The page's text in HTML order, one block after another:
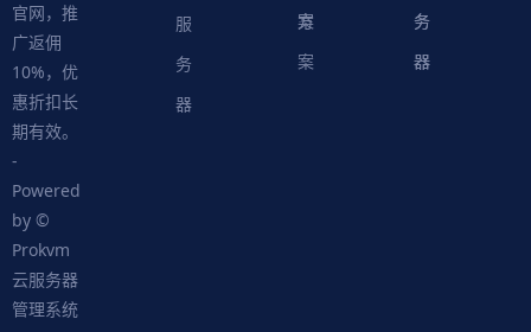
官网，推
广返佣
10%，优
惠折扣长
期有效。
-
Powered
by ©
Prokvm
云服务器
管理系统
服
务
器
案
方
案
务
器
务
器